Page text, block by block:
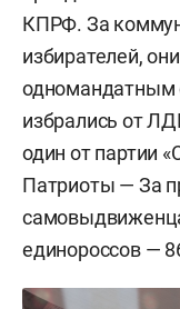
КПРФ. За
избирателей,
одномандатным
избрались от
один от партии
Патриоты — За
единороссов —